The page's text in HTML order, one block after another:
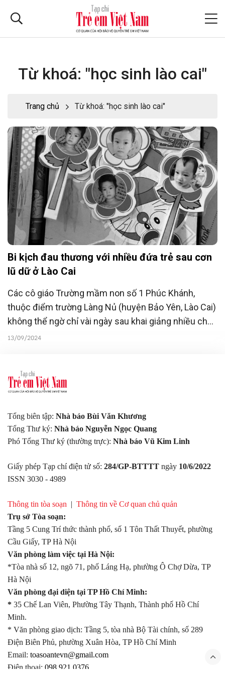
Từ khoá: "học sinh lào cai"
Trang chủ Từ khoá: "học sinh lào cai"
Bi kịch đau thương với nhiều đứa trẻ sau cơn
lũ dữ ở Lào Cai
Các cô giáo Trường mầm non số 1 Phúc Khánh,
thuộc điểm trường Làng Nủ (huyện Bảo Yên, Lào Cai)
không thể ngờ chỉ vài ngày sau khai giảng nhiều cháu
nhỏ đã ra đi vĩnh viễn.
13/09/2024
Tổng biên tập: Nhà báo Bùi Văn Khương
Tổng Thư ký: Nhà báo Nguyễn Ngọc Quang
Phó Tổng Thư ký (thường trực): Nhà báo Vũ Kim Linh
Giấy phép Tạp chí điện tử số: 284/GP-BTTTT ngày 10/6/2022
ISSN 3030 - 4989
Thông tin tòa soạn | Thông tin về Cơ quan chủ quản
Trụ sở Tòa soạn:
Tầng 5 Cung Trí thức thành phố, số 1 Tôn Thất Thuyết, phường
Cầu Giấy, TP Hà Nội
Văn phòng làm việc tại Hà Nội:
*Tòa nhà số 12, ngõ 71, phố Láng Hạ, phường Ô Chợ Dừa, TP
Hà Nội
Văn phòng đại diện tại TP Hồ Chí Minh:
* 35 Chế Lan Viên, Phường Tây Thạnh, Thành phố Hồ Chí
Minh.
* Văn phòng giao dịch: Tầng 5, tòa nhà Bộ Tài chính, số 289
Điện Biên Phủ, phường Xuân Hòa, TP Hồ Chí Minh
Email: toasoantevn@gmail.com
Điện thoại: 098.921.0376